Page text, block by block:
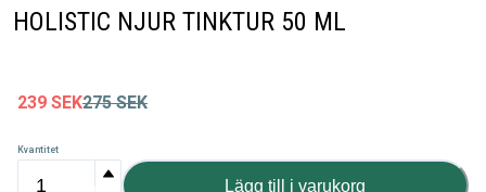
HOLISTIC NJUR TINKTUR 50 ML
239 SEK275 SEK
Kvantitet
Lägg till i varukorg